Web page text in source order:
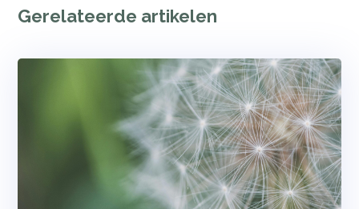
Gerelateerde artikelen